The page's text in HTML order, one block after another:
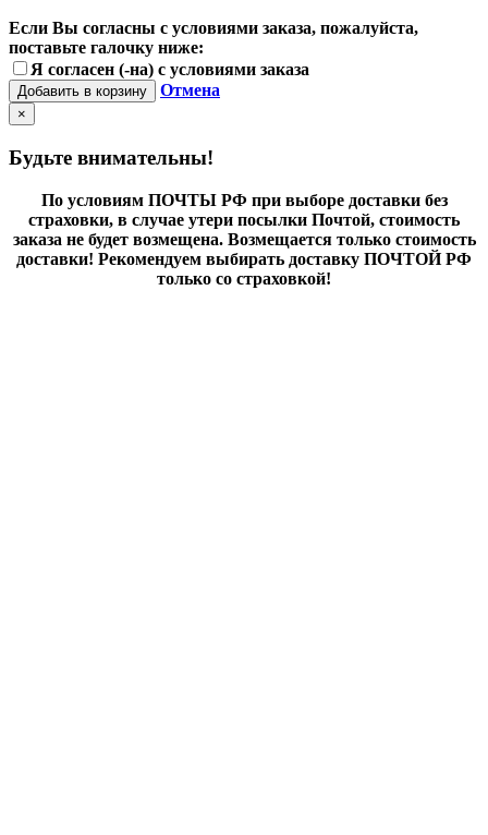
Если Вы согласны с условиями заказа, пожалуйста,
поставьте галочку ниже:
Я согласен (-на) с условиями заказа
Добавить в корзину Отмена
×
Будьте внимательны!
По условиям ПОЧТЫ РФ при выборе доставки без
страховки, в случае утери посылки Почтой, стоимость
заказа не будет возмещена. Возмещается только стоимость
доставки! Рекомендуем выбирать доставку ПОЧТОЙ РФ
только со страховкой!